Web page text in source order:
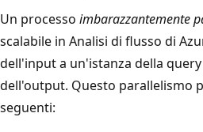
Un processo imbarazzantemente
scalabile in Analisi di flusso di
dell'input a un'istanza della
dell'output. Questo parallelismo
seguenti: